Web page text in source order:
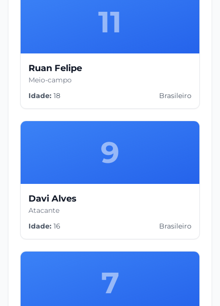
11
Ruan Felipe
Meio-campo
Idade: 18 Brasileiro
9
Davi Alves
Atacante
Idade: 16 Brasileiro
7